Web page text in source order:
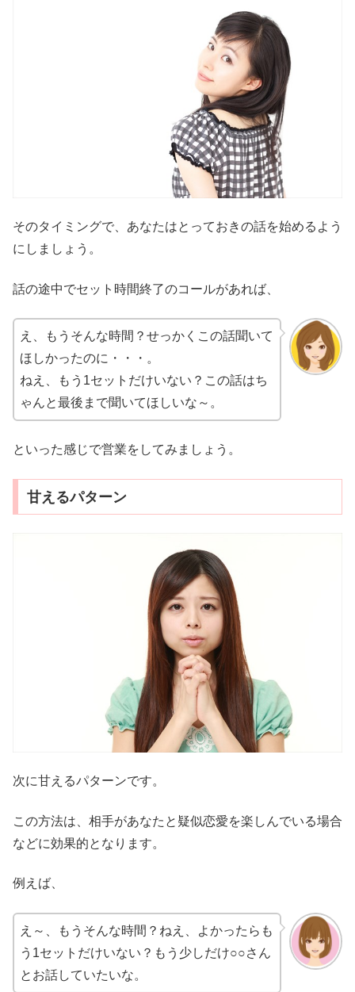
そのタイミングで、あなたはとっておきの話を始めるよう
にしましょう。
話の途中でセット時間終了のコールがあれば、
え、もうそんな時間？せっかくこの話聞いて
ほしかったのに・・・。
ねえ、もう1セットだけいない？この話はち
ゃんと最後まで聞いてほしいな～。
といった感じで営業をしてみましょう。
甘えるパターン
次に甘えるパターンです。
この方法は、相手があなたと疑似恋愛を楽しんでいる場合
などに効果的となります。
例えば、
え～、もうそんな時間？ねえ、よかったらも
う1セットだけいない？もう少しだけ○○さん
とお話していたいな。